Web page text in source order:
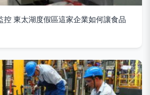
控 東太湖度假區這家企業如何讓食品